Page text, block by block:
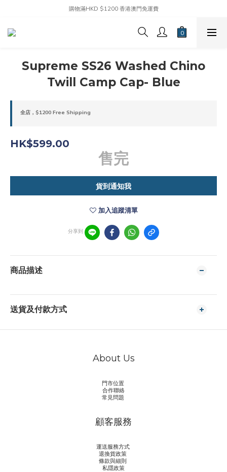
購物滿HKD $1200 香港澳門免運費
Supreme SS26 Washed Chino
Twill Camp Cap- Blue
全店，$1200 Free Shipping
HK$599.00
售完
貨到通知我
加入追蹤清單
分享到
商品描述
送貨及付款方式
About Us
門市位置
合作聯絡
常見問題
顧客服務
運送服務方式
退換貨政策
條款與細則
私隱政策